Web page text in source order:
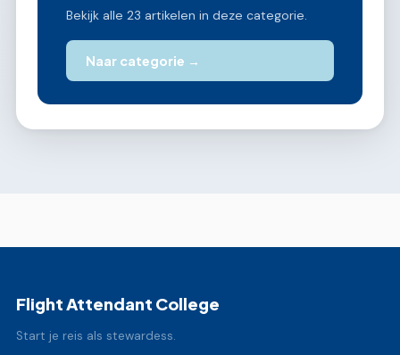
Bekijk alle 23 artikelen in deze categorie.
Naar categorie →
Flight Attendant College
Start je reis als stewardess.